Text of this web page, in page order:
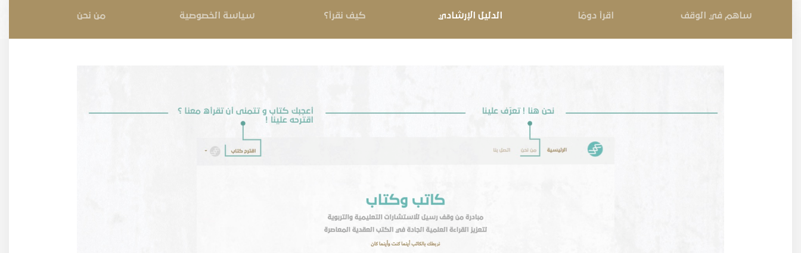
ساهم في الوقف اقرأ دومًا الدليل الإرشادي كيف نقرأ؟ سياسة الخصوصية من نحن